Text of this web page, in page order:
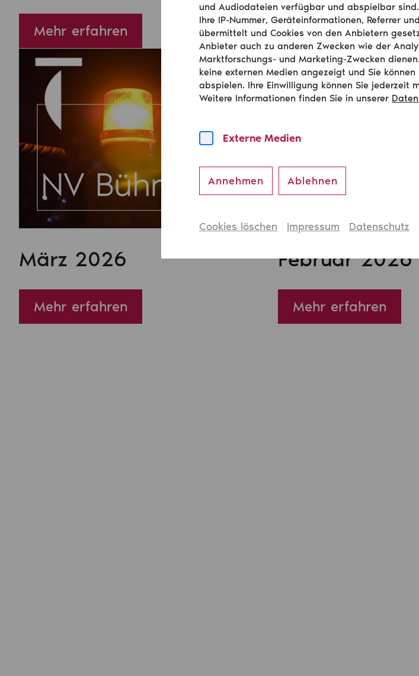
und Audiodateien verfügbar und abspielbar
Ihre IP-Nummer, Geräteinformationen, Referrer
übermittelt und Cookies von den Anbietern
Anbieter auch zu anderen Zwecken wie der
Marktforschungs- und Marketing-Zwecken
keine externen Medien angezeigt und Sie
abspielen. Ihre Einwilligung können Sie jederzeit
Weitere Informationen finden Sie in unserer
Externe Medien
Annehmen Ablehnen
Cookies löschen Impressum Datenschutz
Mehr erfahren Mehr erfahren
März 2026
Mehr erfahren
Februar 2026
Mehr erfahren